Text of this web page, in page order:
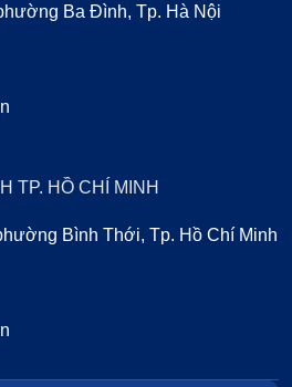
Ba Đình, Tp. Hà Nội
TP. HỒ CHÍ MINH
Bình Thới, Tp. Hồ Chí Minh